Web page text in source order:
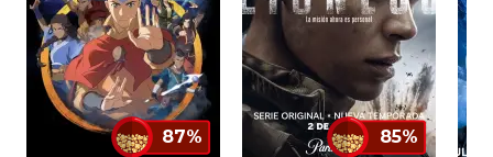
87% 85%